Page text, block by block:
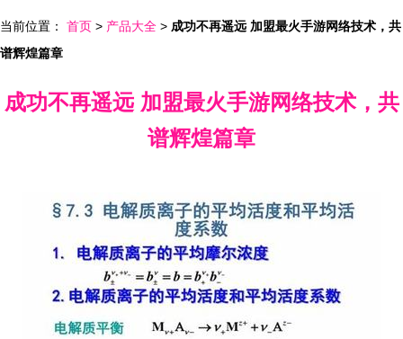
当前位置： 首页 > 产品大全 > 成功不再遥远 加盟最火手游网络技术，共
谱辉煌篇章
成功不再遥远 加盟最火手游网络技术，共
谱辉煌篇章